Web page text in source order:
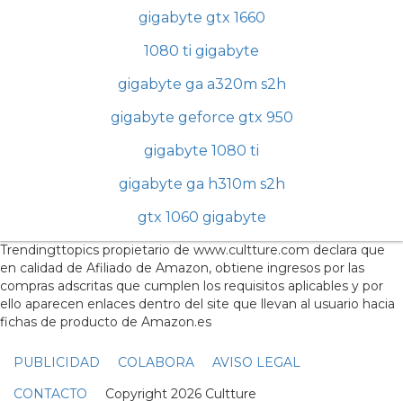
gigabyte gtx 1660
1080 ti gigabyte
gigabyte ga a320m s2h
gigabyte geforce gtx 950
gigabyte 1080 ti
gigabyte ga h310m s2h
gtx 1060 gigabyte
Trendingttopics propietario de www.cultture.com declara que
en calidad de Afiliado de Amazon, obtiene ingresos por las
compras adscritas que cumplen los requisitos aplicables y por
ello aparecen enlaces dentro del site que llevan al usuario hacia
fichas de producto de Amazon.es
PUBLICIDAD COLABORA
AVISO LEGAL
CONTACTO Copyright 2026 Cultture